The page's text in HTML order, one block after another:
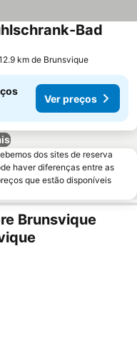
Bad
km de Brunsvique
Ver preços
dos sites de reserva
haver diferenças entre as
que estão disponíveis
Brunsvique